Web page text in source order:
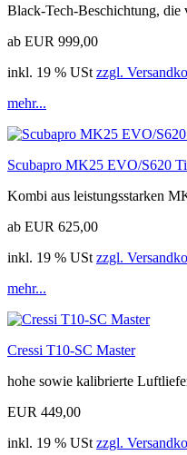
Black-Tech-Beschichtung, die
ab EUR 999,00
inkl. 19 % USt zzgl.
mehr...
Scubapro MK25 EVO/S620 Ti
Kombi aus leistungsstarken
ab EUR 625,00
inkl. 19 % USt zzgl.
mehr...
Cressi T10-SC Master
hohe sowie kalibrierte
EUR 449,00
inkl. 19 % USt zzgl.